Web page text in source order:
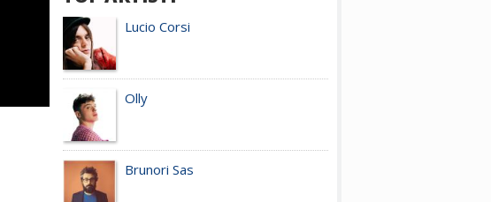
Lucio Corsi
Olly
Brunori Sas